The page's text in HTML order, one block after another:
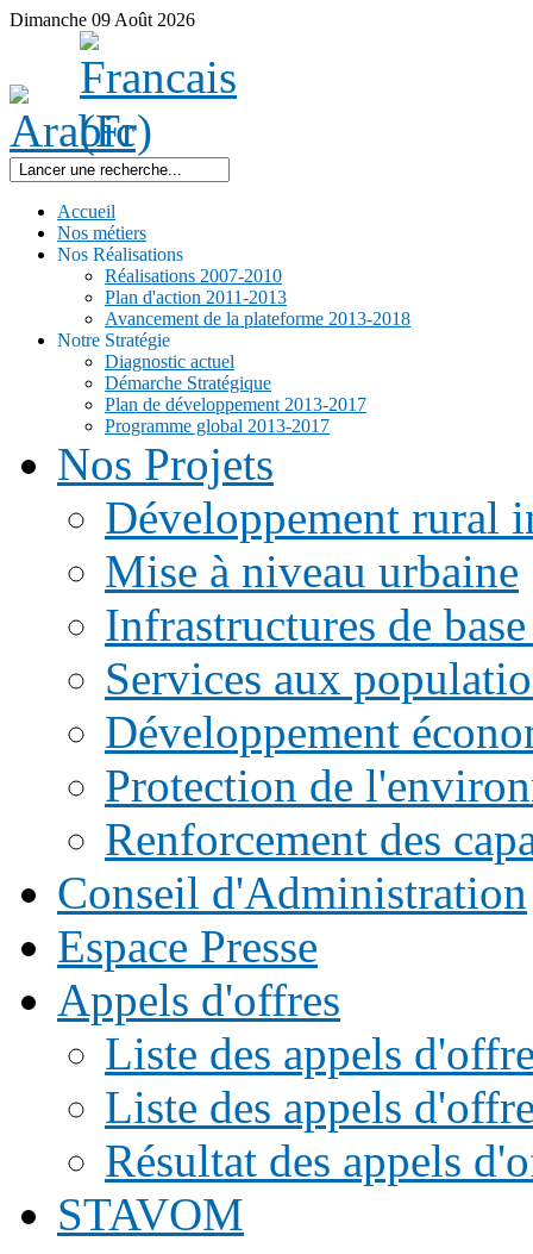
Dimanche 09 Août 2026
Accueil
Nos métiers
Nos Réalisations
Réalisations 2007-2010
Plan d'action 2011-2013
Avancement de la plateforme 2013-2018
Notre Stratégie
Diagnostic actuel
Démarche Stratégique
Plan de développement 2013-2017
Programme global 2013-2017
Nos Projets
Développement rural
Mise à niveau urbaine
Infrastructures de
Services aux
Développement
Protection de
Renforcement des
Conseil d'Administration
Espace Presse
Appels d'offres
Liste des appels
Liste des appels
Résultat des appels
STAVOM